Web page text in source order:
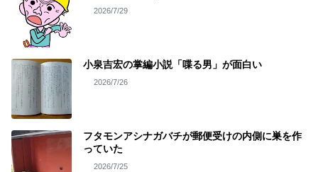
2026/7/29
小泉吉宏の掌編小説「喋る男」が面白い
2026/7/26
フタモンアシナガバチが郵便受けの内側に巣を作
っていた
2026/7/25